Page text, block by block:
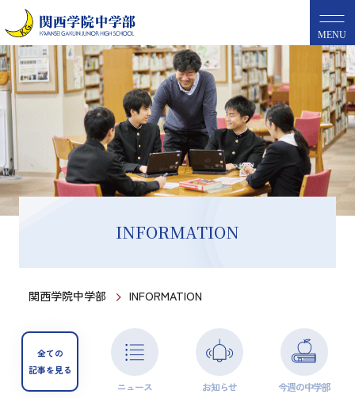
MENU
INFORMATION
関西学院中学部 INFORMATION
全ての
記事を見る
ニュース お知らせ 今週の中学部